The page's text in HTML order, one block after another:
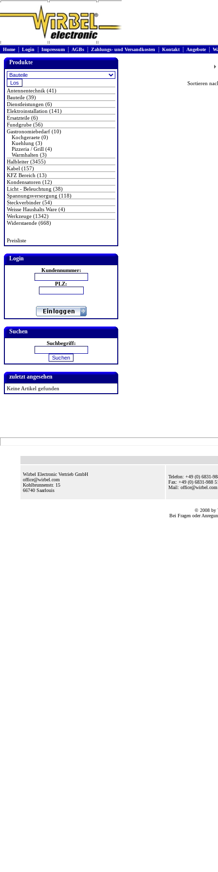
Home| Login Impressum AGBs Zahlungs- und Versandkosten Kontakt| Angebote|
Produkte
Antennentechnik (41)
Bauteile (39)
Dienstleistungen (6)
Elektroinstallation (141)
Ersatzteile (6)
Fundgrube (56)
Gastronomiebedarf (10)
Kochgeraete (0)
Kuehlung (3)
Pizzeria / Grill (4)
Warmhalten (3)
Halbleiter (3455)
Kabel (157)
KFZ Bereich (13)
Kondensatoren (12)
Licht - Beleuchtung (38)
Spannungsversorgung (118)
Steckverbinder (54)
Weisse Haushalts Ware (4)
Werkzeuge (1342)
Widerstaende (668)
Preisliste
Login
Kundennummer:
PLZ:
Suchen
Suchbegriff:
zuletzt angesehen
Keine Artikel gefunden
Sortieren
Wirbel Electronic Vertrieb GmbH
office@wirbel.com
Kohlbrunnenstr. 15
66740 Saarlouis
Telefon: +49 (0) 6831-
Fax: +49 (0) 6831-988
Mail:
© 2008 by
Bei Fragen oder